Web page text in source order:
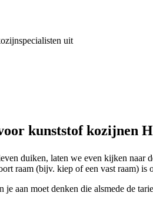
uit
kunststof kozijnen
duiken, laten we even kijken
raam (bijv. kiep of een vast raam)
aan moet denken die alsmede de